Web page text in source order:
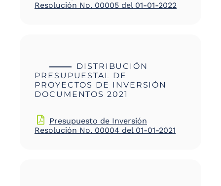
Resolución No. 00005 del 01-01-2022
DISTRIBUCIÓN
PRESUPUESTAL DE
PROYECTOS DE INVERSIÓN
DOCUMENTOS 2021
Presupuesto de Inversión
Resolución No. 00004 del 01-01-2021